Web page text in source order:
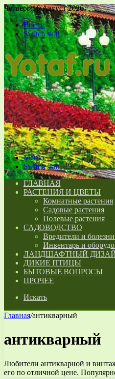
Четверг , 6 Август 2026
Войти
Switch skin
Меню
Switch skin
ГЛАВНАЯ
РАСТЕНИЯ И ЦВЕТЫ
Комнатные растения
Садовые растения
Полевые растения
САДОВОДСТВО
Вредители и
Инвентарь и
ЛАНДШАФТНЫЙ
ДИКИЕ ПТИЦЫ
БЫТОВЫЕ ВОПРОСЫ
ПРОЧЕЕ
Искать
Главная/антикварный
антикварный
Любители антикварной и
его по отличной цене.